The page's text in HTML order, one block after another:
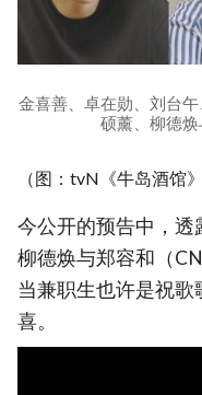
金喜善、卓在勋、刘台
硕薰、柳德
（图：tvN《牛岛酒馆》
今公开的预告中，透
柳德焕与郑容和（
当兼职生也许是祝
喜。